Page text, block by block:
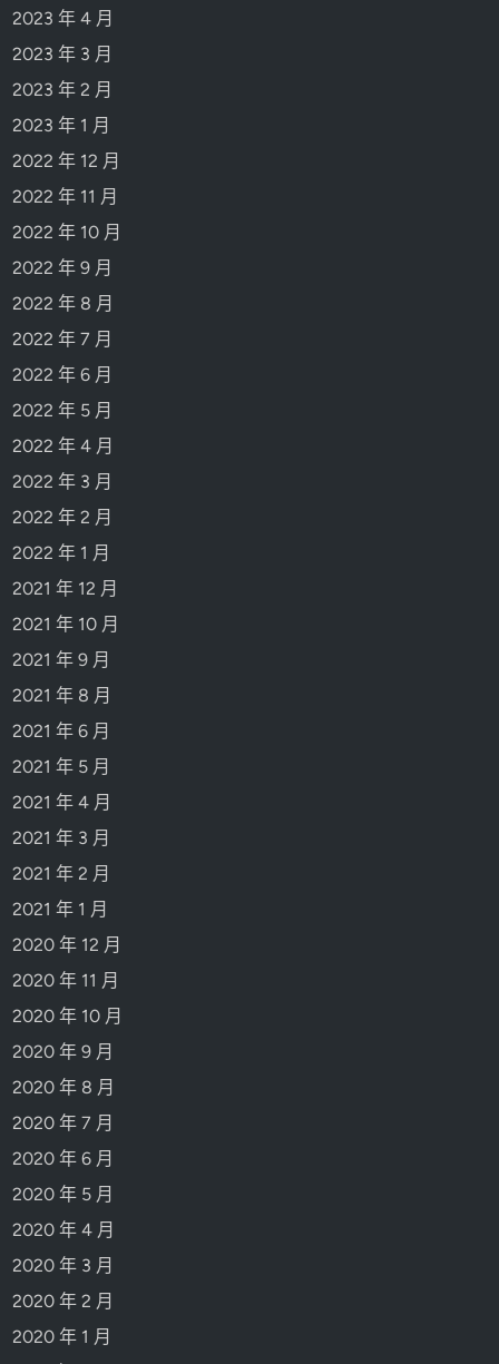
2023 年 4 月
2023 年 3 月
2023 年 2 月
2023 年 1 月
2022 年 12 月
2022 年 11 月
2022 年 10 月
2022 年 9 月
2022 年 8 月
2022 年 7 月
2022 年 6 月
2022 年 5 月
2022 年 4 月
2022 年 3 月
2022 年 2 月
2022 年 1 月
2021 年 12 月
2021 年 10 月
2021 年 9 月
2021 年 8 月
2021 年 6 月
2021 年 5 月
2021 年 4 月
2021 年 3 月
2021 年 2 月
2021 年 1 月
2020 年 12 月
2020 年 11 月
2020 年 10 月
2020 年 9 月
2020 年 8 月
2020 年 7 月
2020 年 6 月
2020 年 5 月
2020 年 4 月
2020 年 3 月
2020 年 2 月
2020 年 1 月